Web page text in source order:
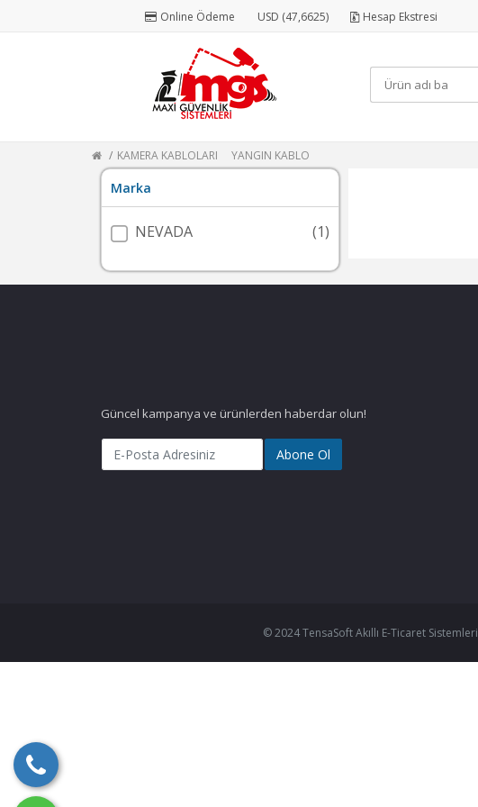
Online Ödeme USD (47,6625) Hesap Ekstresi
KAMERA KABLOLARI YANGIN KABLO
Marka
NEVADA (1)
Güncel kampanya ve ürünlerden haberdar olun!
Abone Ol
© 2024 TensaSoft Akıllı E-Ticaret Sistemleri